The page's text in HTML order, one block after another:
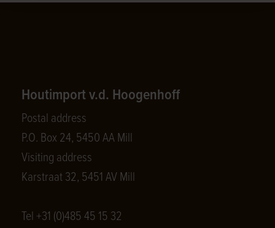
Houtimport v.d. Hoogenhoff
Postal address
P.O. Box 24, 5450 AA Mill
Visiting address
Karstraat 32, 5451 AV Mill
Tel +31 (0)485 45 15 32